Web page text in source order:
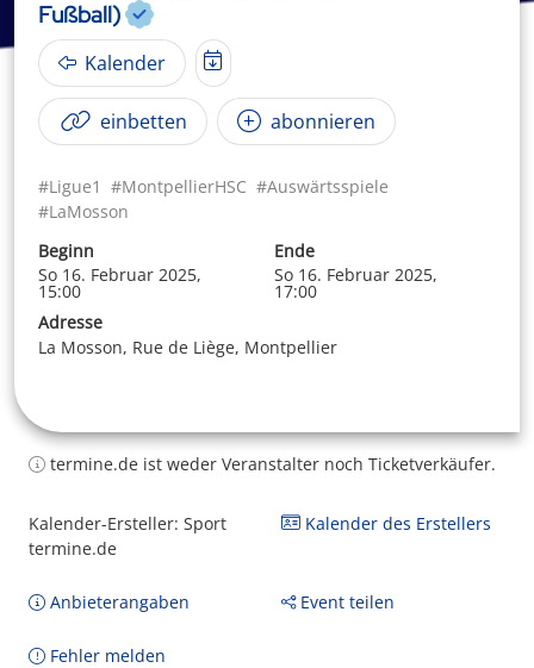
Fußball)
Kalender
einbetten abonnieren
#Ligue1 #MontpellierHSC #Auswärtsspiele
#LaMosson
Beginn
So 16. Februar 2025,
15:00
Ende
So 16. Februar 2025,
17:00
Adresse
La Mosson, Rue de Liège, Montpellier
termine.de ist weder Veranstalter noch Ticketverkäufer.
Kalender-Ersteller: Sport
termine.de
Kalender des Erstellers
Anbieterangaben Event teilen
Fehler melden